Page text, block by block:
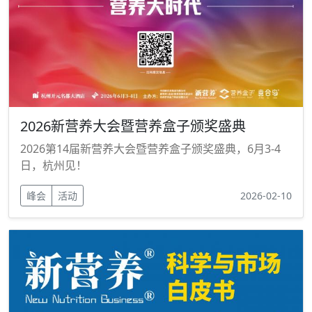
2026新营养大会暨营养盒子颁奖盛典
2026第14届新营养大会暨营养盒子颁奖盛典，6月3-4
日，杭州见！
峰会 活动 2026-02-10